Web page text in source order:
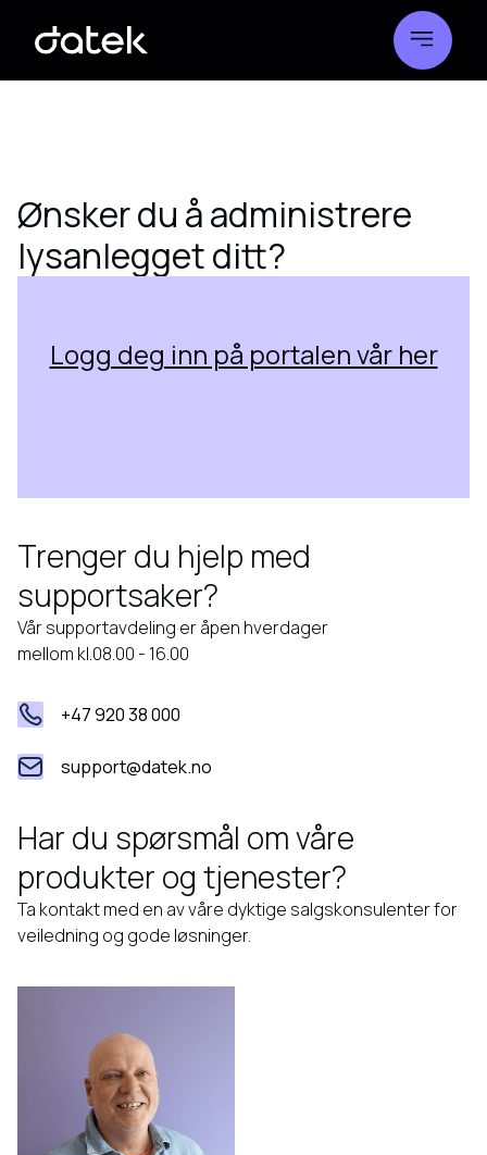
Ønsker du å administrere
lysanlegget ditt?
Logg deg inn på portalen vår her
Trenger du hjelp med
supportsaker?
Vår supportavdeling er åpen hverdager
mellom kl.08.00 - 16.00
+47 920 38 000
support@datek.no
Har du spørsmål om våre
produkter og tjenester?
Ta kontakt med en av våre dyktige salgskonsulenter for
veiledning og gode løsninger.